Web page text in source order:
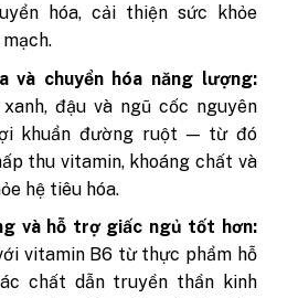
hóa, cải thiện sức khỏe
và chuyển hóa năng lượng:
đậu và ngũ cốc nguyên
khuẩn đường ruột — từ đó
thu vitamin, khoáng chất và
hệ tiêu hóa.
và hỗ trợ giấc ngủ tốt hơn:
vitamin B6 từ thực phẩm hỗ
chất dẫn truyền thần kinh